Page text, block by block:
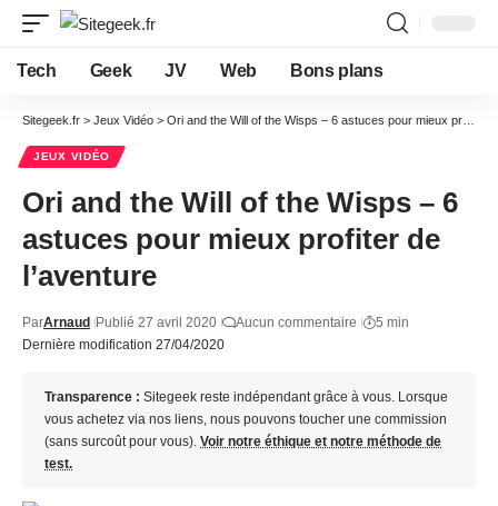
Tech Geek JV Web Bons plans
Sitegeek.fr > Jeux Vidéo > Ori and the Will of the Wisps – 6 astuces pour mieux profiter de l’aventure
JEUX VIDÉO
Ori and the Will of the Wisps – 6
astuces pour mieux profiter de
l’aventure
Dernière modification 27/04/2020
ParArnaud Publié 27 avril 2020 Aucun commentaire 5 min
Transparence : Sitegeek reste indépendant grâce à vous. Lorsque
vous achetez via nos liens, nous pouvons toucher une commission
(sans surcoût pour vous). Voir notre éthique et notre méthode de
test.